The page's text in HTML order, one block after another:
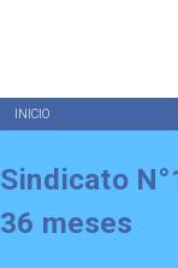
INICIO
Sindicato
36 meses